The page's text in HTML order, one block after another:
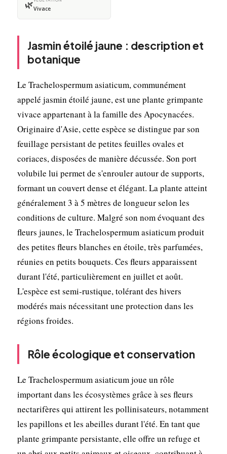
🌿Vivace
Jasmin étoilé jaune : description et
botanique
Le Trachelospermum asiaticum, communément
appelé jasmin étoilé jaune, est une plante grimpante
vivace appartenant à la famille des Apocynacées.
Originaire d'Asie, cette espèce se distingue par son
feuillage persistant de petites feuilles ovales et
coriaces, disposées de manière décussée. Son port
volubile lui permet de s'enrouler autour de supports,
formant un couvert dense et élégant. La plante atteint
généralement 3 à 5 mètres de longueur selon les
conditions de culture. Malgré son nom évoquant des
fleurs jaunes, le Trachelospermum asiaticum produit
des petites fleurs blanches en étoile, très parfumées,
réunies en petits bouquets. Ces fleurs apparaissent
durant l'été, particulièrement en juillet et août.
L'espèce est semi-rustique, tolérant des hivers
modérés mais nécessitant une protection dans les
régions froides.
Rôle écologique et conservation
Le Trachelospermum asiaticum joue un rôle
important dans les écosystèmes grâce à ses fleurs
nectarifères qui attirent les pollinisateurs, notamment
les papillons et les abeilles durant l'été. En tant que
plante grimpante persistante, elle offre un refuge et